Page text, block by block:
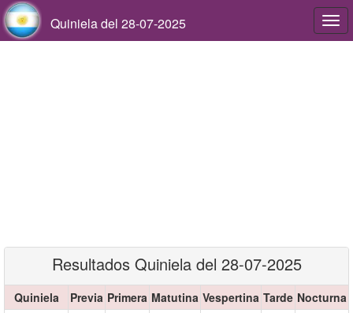
Quiniela del 28-07-2025
Resultados Quiniela del 28-07-2025
Quiniela Previa Primera Matutina Vespertina Tarde Nocturna